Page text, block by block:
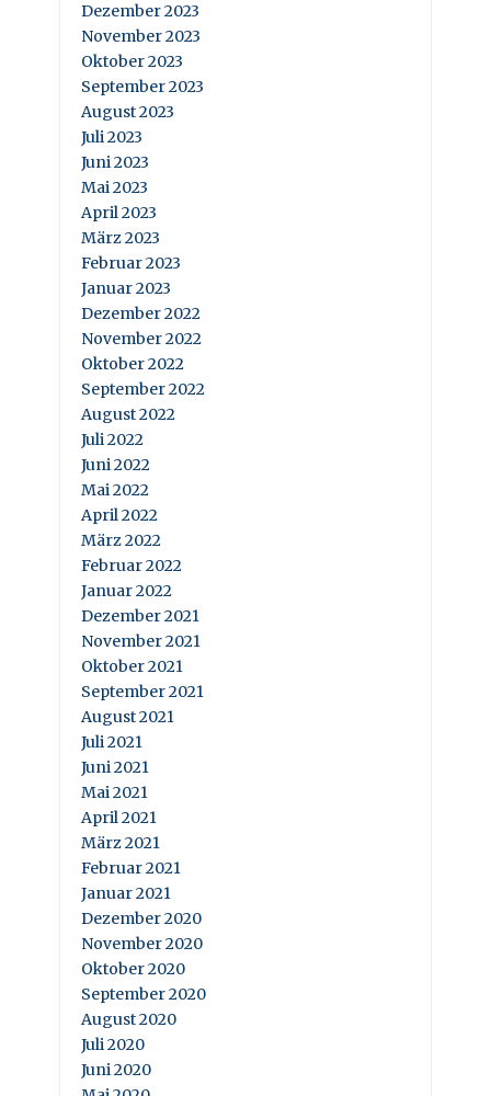
Dezember 2023
November 2023
Oktober 2023
September 2023
August 2023
Juli 2023
Juni 2023
Mai 2023
April 2023
März 2023
Februar 2023
Januar 2023
Dezember 2022
November 2022
Oktober 2022
September 2022
August 2022
Juli 2022
Juni 2022
Mai 2022
April 2022
März 2022
Februar 2022
Januar 2022
Dezember 2021
November 2021
Oktober 2021
September 2021
August 2021
Juli 2021
Juni 2021
Mai 2021
April 2021
März 2021
Februar 2021
Januar 2021
Dezember 2020
November 2020
Oktober 2020
September 2020
August 2020
Juli 2020
Juni 2020